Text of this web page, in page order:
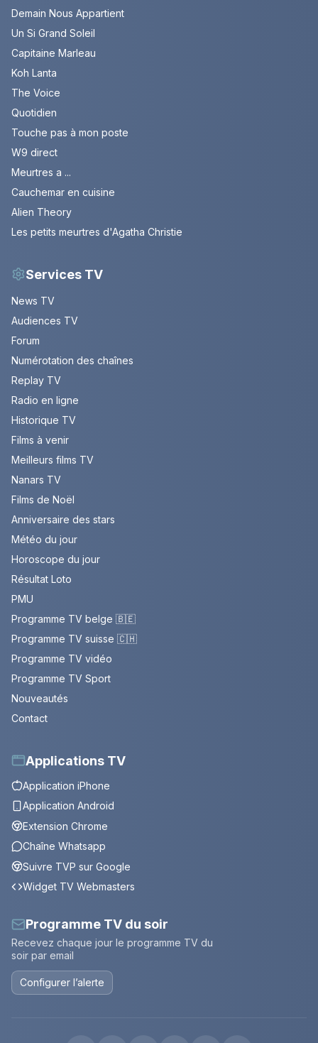
Demain Nous Appartient
Un Si Grand Soleil
Capitaine Marleau
Koh Lanta
The Voice
Quotidien
Touche pas à mon poste
W9 direct
Meurtres a ...
Cauchemar en cuisine
Alien Theory
Les petits meurtres d'Agatha Christie
Services TV
News TV
Audiences TV
Forum
Numérotation des chaînes
Replay TV
Radio en ligne
Historique TV
Films à venir
Meilleurs films TV
Nanars TV
Films de Noël
Anniversaire des stars
Météo du jour
Horoscope du jour
Résultat Loto
PMU
Programme TV belge 🇧🇪
Programme TV suisse 🇨🇭
Programme TV vidéo
Programme TV Sport
Nouveautés
Contact
Applications TV
Application iPhone
Application Android
Extension Chrome
Chaîne Whatsapp
Suivre TVP sur Google
Widget TV Webmasters
Programme TV du soir
Recevez chaque jour le programme TV du
soir par email
Configurer l’alerte